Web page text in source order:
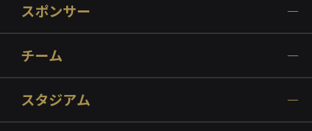
スポンサー
チーム
スタジアム